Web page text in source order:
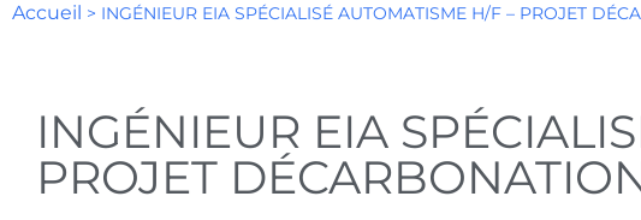
Accueil > INGÉNIEUR EIA SPÉCIALISÉ AUTOMATISME H/F – PROJET
INGÉNIEUR EIA
PROJET